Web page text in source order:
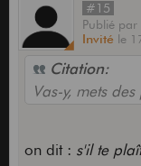
#15
Publié par
Invité le
Citation:
Vas-y, mets
on dit : s'il te plaît